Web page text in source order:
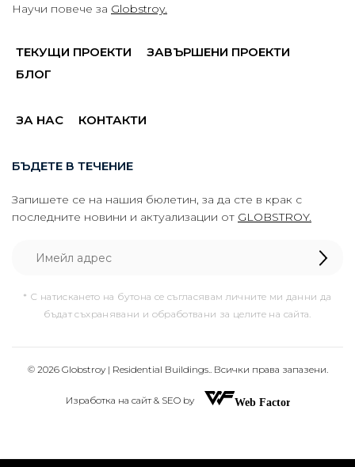
Научи повече за Globstroy.
ТЕКУЩИ ПРОЕКТИ
ЗАВЪРШЕНИ ПРОЕКТИ
БЛОГ
ЗА НАС КОНТАКТИ
БЪДЕТЕ В ТЕЧЕНИЕ
Запишете се на нашия бюлетин, за да сте в крак с
последните новини и актуализации от GLOBSTROY.
* С натискането на бутона се съгласявам личните ми данни да
бъдат съхранявани и обработвани за целите на сайта.
© 2026 Globstroy | Residential Buildings.. Всички права запазени.
Изработка на сайт & SEO by